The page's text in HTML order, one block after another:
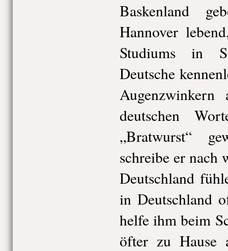
Baskenland
Hannover
Studiums in
Deutsche
Augenzwinkern
deutschen
„Bratwurst“
schreibe er nach
Deutschland
in Deutschland
helfe ihm beim
öfter zu Hause